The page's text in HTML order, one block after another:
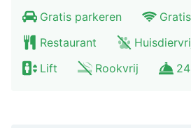
een bagageopslagruimte en een
gratis parkeerplaatsen.
Trakteer jezelf op een nachtje in
Gratis parkeren
Restaurant
Lift
Rookvrij